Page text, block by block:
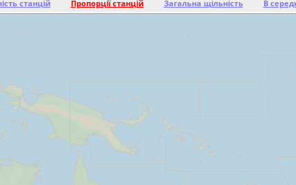
станцій Пропорції станцій Загальна щільність В